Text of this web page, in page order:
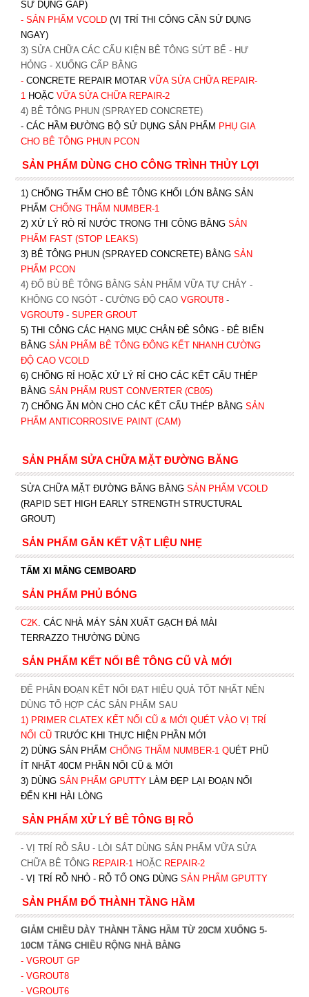
SỬ DỤNG GẤP)
- SẢN PHẨM VCOLD (VỊ TRÍ THI CÔNG CẦN SỬ DỤNG
NGAY)
3) SỬA CHỮA CÁC CẤU KIỆN BÊ TÔNG SỨT BỂ - HƯ
HỎNG - XUỐNG CẤP BẰNG
- CONCRETE REPAIR MOTAR VỮA SỬA CHỮA REPAIR-
1 HOẶC VỮA SỬA CHỮA REPAIR-2
4) BÊ TÔNG PHUN (SPRAYED CONCRETE)
- CÁC HẦM ĐƯỜNG BỘ SỬ DỤNG SẢN PHẨM PHỤ GIA
CHO BÊ TÔNG PHUN PCON
SẢN PHẨM DÙNG CHO CÔNG TRÌNH THỦY LỢI
1) CHỐNG THẤM CHO BÊ TÔNG KHỐI LỚN BẰNG SẢN
PHẨM CHỐNG THẤM NUMBER-1
2) XỬ LÝ RÒ RỈ NƯỚC TRONG THI CÔNG BẰNG SẢN
PHẨM FAST (STOP LEAKS)
3) BÊ TÔNG PHUN (SPRAYED CONCRETE) BẰNG SẢN
PHẨM PCON
4) ĐỔ BÙ BÊ TÔNG BẰNG SẢN PHẨM VỮA TỰ CHẢY -
KHÔNG CO NGÓT - CƯỜNG ĐỘ CAO VGROUT8-
VGROUT9- SUPER GROUT
5) THI CÔNG CÁC HẠNG MỤC CHÂN ĐÊ SÔNG - ĐÊ BIỂN
BẰNG SẢN PHẨM BÊ TÔNG ĐÔNG KẾT NHANH CƯỜNG
ĐỘ CAO VCOLD
6) CHỐNG RỈ HOẶC XỬ LÝ RỈ CHO CÁC KẾT CẤU THÉP
BẰNG SẢN PHẨM RUST CONVERTER (CB05)
7) CHỐNG ĂN MÒN CHO CÁC KẾT CẤU THÉP BẰNG SẢN
PHẨM ANTICORROSIVE PAINT (CAM)
SẢN PHẨM SỬA CHỮA MẶT ĐƯỜNG BĂNG
SỬA CHỮA MẶT ĐƯỜNG BĂNG BẰNG SẢN PHẨM VCOLD
(RAPID SET HIGH EARLY STRENGTH STRUCTURAL
GROUT)
SẢN PHẨM GẮN KẾT VẬT LIỆU NHẸ
TẤM XI MĂNG CEMBOARD
SẢN PHẨM PHỦ BÓNG
C2K. CÁC NHÀ MÁY SẢN XUẤT GẠCH ĐÁ MÀI
TERRAZZO THƯỜNG DÙNG
SẢN PHẨM KẾT NỐI BÊ TÔNG CŨ VÀ MỚI
ĐỂ PHÂN ĐOẠN KẾT NỐI ĐẠT HIỆU QUẢ TỐT NHẤT NÊN
DÙNG TỔ HỢP CÁC SẢN PHẨM SAU
1) PRIMER CLATEX KẾT NỐI CŨ & MỚI QUÉT VÀO VỊ TRÍ
NỐI CŨ TRƯỚC KHI THỰC HIỆN PHẦN MỚI
2) DÙNG SẢN PHẨM CHỐNG THẤM NUMBER-1QUÉT PHŨ
ÍT NHẤT 40CM PHẦN NỐI CŨ & MỚI
3) DÙNG SẢN PHẨM GPUTTY LÀM ĐẸP LẠI ĐOẠN NỐI
ĐẾN KHI HÀI LÒNG
SẢN PHẨM XỬ LÝ BÊ TÔNG BỊ RỖ
- VỊ TRÍ RỖ SÂU - LÒI SẮT DÙNG SẢN PHẨM VỮA SỬA
CHỮA BÊ TÔNG REPAIR-1HOẶC REPAIR-2
- VỊ TRÍ RỖ NHỎ - RỖ TỔ ONG DÙNG SẢN PHẨM GPUTTY
SẢN PHẨM ĐỔ THÀNH TẦNG HẦM
GIẢM CHIỀU DÀY THÀNH TẦNG HẦM TỪ 20CM XUỐNG 5-
10CM TĂNG CHIỀU RỘNG NHÀ BẰNG
- VGROUT GP
- VGROUT8
- VGROUT6